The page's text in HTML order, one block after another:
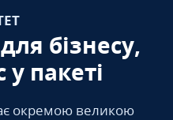
бізнесу,
у пакеті
окремою великою